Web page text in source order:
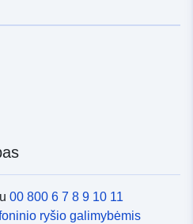
00 800 6 7 8 9 10 11
ryšio galimybėmis